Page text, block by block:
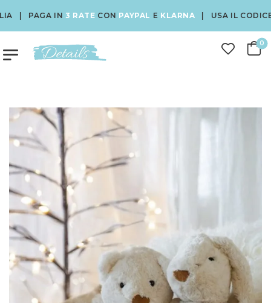
PAGA IN3 RATECONPAYPALEKLARNA| USA IL CODICE
0